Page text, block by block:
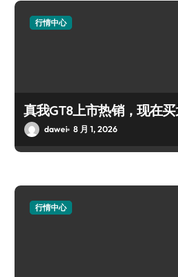
行情中心
真我GT8上市热销，现在买
dawei 8 月 1, 2026
行情中心